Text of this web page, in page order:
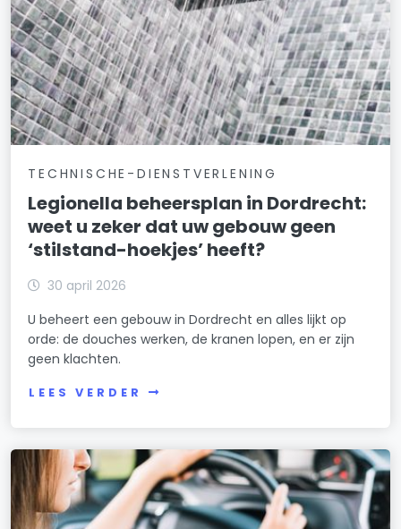
TECHNISCHE-DIENSTVERLENING
Legionella beheersplan in Dordrecht:
weet u zeker dat uw gebouw geen
‘stilstand-hoekjes’ heeft?
30 april 2026
U beheert een gebouw in Dordrecht en alles lijkt op
orde: de douches werken, de kranen lopen, en er zijn
geen klachten.
LEES VERDER